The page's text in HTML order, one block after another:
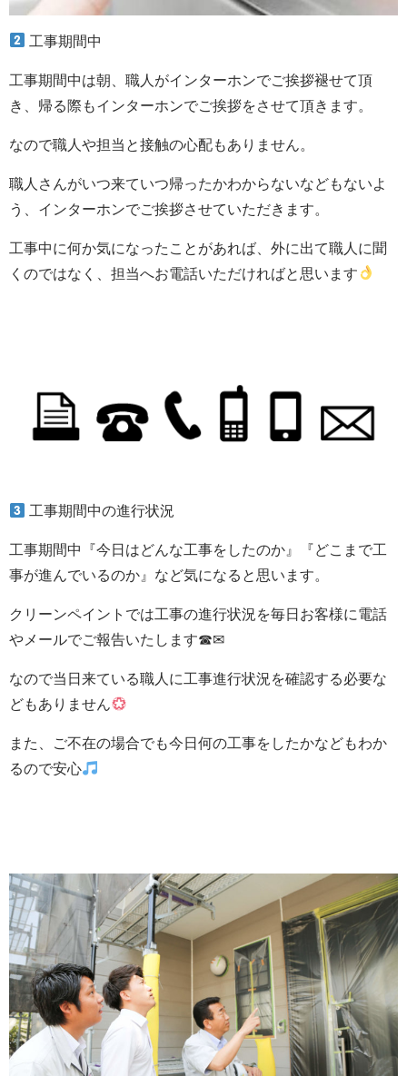
工事期間中
工事期間中は朝、職人がインターホンでご挨拶褪せて頂
き、帰る際もインターホンでご挨拶をさせて頂きます。
なので職人や担当と接触の心配もありません。
職人さんがいつ来ていつ帰ったかわからないなどもないよ
う、インターホンでご挨拶させていただきます。
工事中に何か気になったことがあれば、外に出て職人に聞
くのではなく、担当へお電話いただければと思います
工事期間中の進行状況
工事期間中『今日はどんな工事をしたのか』『どこまで工
事が進んでいるのか』など気になると思います。
クリーンペイントでは工事の進行状況を毎日お客様に電話
やメールでご報告いたします☎✉
なので当日来ている職人に工事進行状況を確認する必要な
どもありません
また、ご不在の場合でも今日何の工事をしたかなどもわか
るので安心